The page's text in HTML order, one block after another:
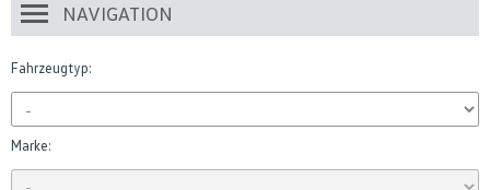
NAVIGATION
Fahrzeugtyp:
Marke: